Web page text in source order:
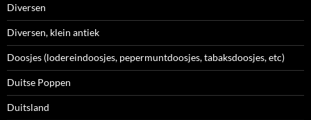
Diversen
Diversen, klein antiek
Doosjes (lodereindoosjes, pepermuntdoosjes, tabaksdoosjes, etc)
Duitse Poppen
Duitsland